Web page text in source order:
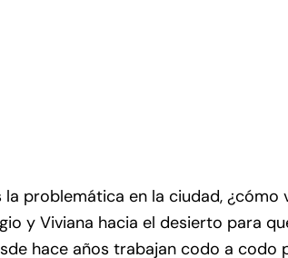
la problemática en la ciudad,
y Viviana hacia el desierto para
hace años trabajan codo a codo